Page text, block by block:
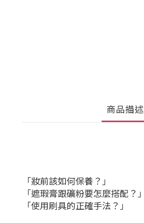
商品描述
「妝前該如何保養？」
「遮瑕膏跟礦粉要怎麼搭配？」
「使用刷具的正確手法？」